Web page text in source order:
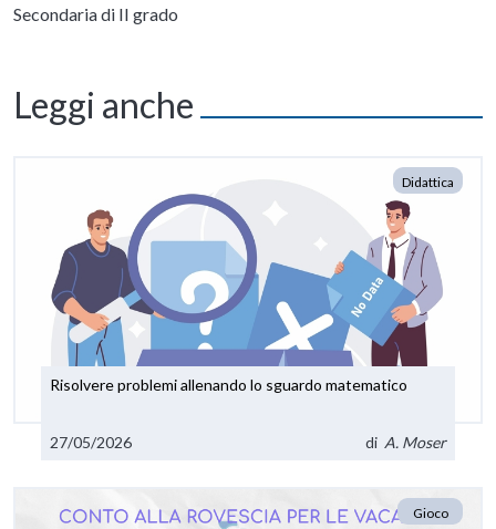
Secondaria di II grado
Leggi anche
Didattica
Risolvere problemi allenando lo sguardo matematico
27/05/2026 di A. Moser
Gioco